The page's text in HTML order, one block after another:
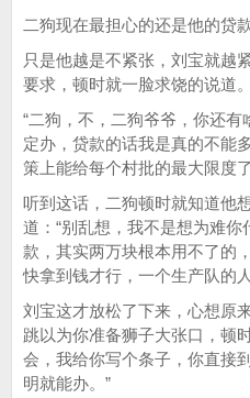
二狗现在最担心的还是他的贷款
只是他越是不紧张，刘宝就越
要求，顿时就一脸求饶的说道。
“二狗，不，二狗爷爷，你还
定办，贷款的话我是真的不能
策上能给每个村批的最大限度
听到这话，二狗顿时就知道他
道：“别乱想，我不是想为难
款，其实两万块根本用不了的
快拿到钱才行，一个生产队的
刘宝这才放松了下来，心想原
跳以为你准备狮子大张口，顿
会，我给你写个条子，你直接
明就能办。”